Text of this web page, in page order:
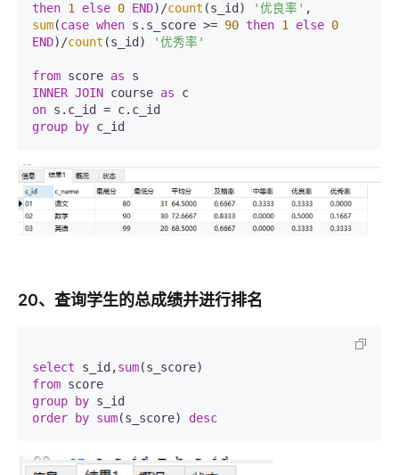
then 1 else 0 END)/count (s_id) '优良率'
sum(case when s.s_score >= 90 then 1 else 0
END)/count (s_id) '优秀率'
from score as
INNER JOIN course as
on
group
by
20、查询学生的总成绩并进行排名
select s_id,sum
from
group
by
order
by sum(s_score) desc